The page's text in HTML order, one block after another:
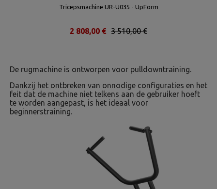
Tricepsmachine UR-U035 - UpForm
3 510,00 €
2 808,00 €
De rugmachine is ontworpen voor pulldowntraining.
Dankzij het ontbreken van onnodige configuraties en het
feit dat de machine niet telkens aan de gebruiker hoeft
te worden aangepast, is het ideaal voor
beginnerstraining.